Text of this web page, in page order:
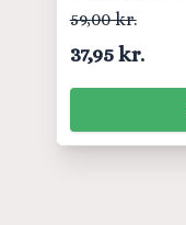
59,00 kr.
37,95 kr.